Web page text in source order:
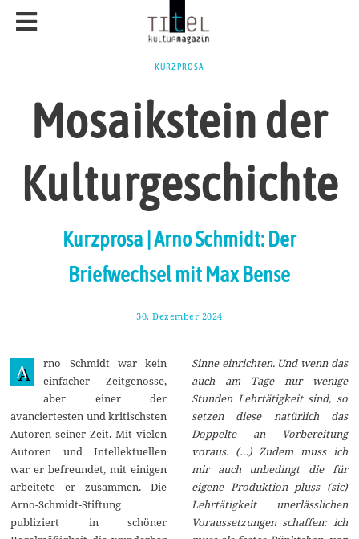
KURZPROSA
Mosaikstein der
Kulturgeschichte
Kurzprosa | Arno Schmidt: Der
Briefwechsel mit Max Bense
30. Dezember 2024
a
u
a
r
2
0
2
A
rno Schmidt war kein
einfacher Zeitgenosse,
aber einer der
avanciertesten und kritischsten
Autoren seiner Zeit. Mit vielen
Autoren und Intellektuellen
war er befreundet, mit einigen
arbeitete er zusammen. Die
Arno-Schmidt-Stiftung
publiziert in schöner
Sinne einrichten. Und wenn das
auch am Tage nur wenige
Stunden Lehrtätigkeit sind, so
setzen diese natürlich das
Doppelte an Vorbereitung
voraus. (…) Zudem muss ich
mir auch unbedingt die für
eigene Produktion pluss (sic)
Lehrtätigkeit unerlässlichen
Voraussetzungen schaffen: ich